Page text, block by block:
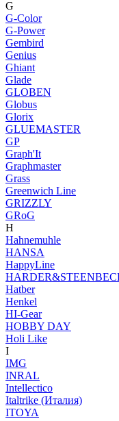
G
G-Color
G-Power
Gembird
Genius
Ghiant
Glade
GLOBEN
Globus
Glorix
GLUEMASTER
GP
Graph'It
Graphmaster
Grass
Greenwich Line
GRIZZLY
GRoG
H
Hahnemuhle
HANSA
HappyLine
Hatber
Henkel
HI-Gear
HOBBY DAY
Holi Like
I
IMG
INRAL
Intellectico
Italtrike (Италия)
ITOYA